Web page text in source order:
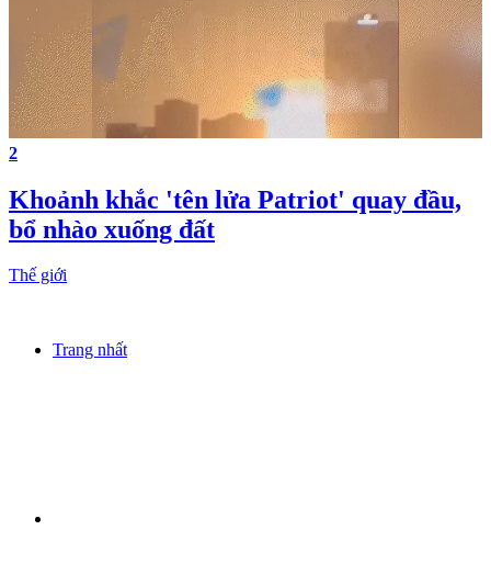
2
Khoảnh khắc 'tên lửa Patriot' quay đầu,
bổ nhào xuống đất
Thế giới
Trang nhất